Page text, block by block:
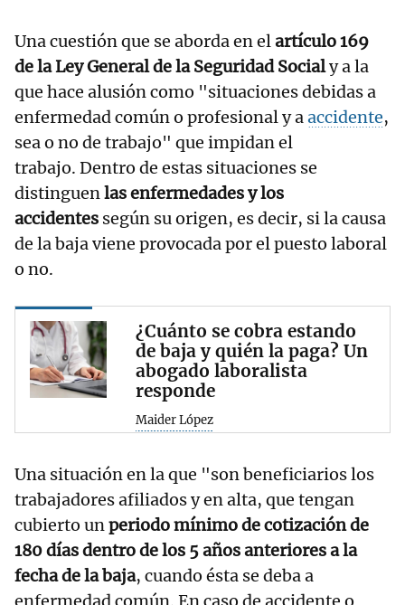
Una cuestión que se aborda en elartículo 169
de la Ley General de la Seguridad Socialy a la
que hace alusión como "situaciones debidas a
enfermedad común o profesional y aaccidente,
sea o no de trabajo" que impidan el
trabajo. Dentro de estas situaciones se
distinguenlas enfermedades y los
accidentes según su origen, es decir, si la causa
de la baja viene provocada por el puesto laboral
o no.
¿Cuánto se cobra estando
de baja y quién la paga? Un
abogado laboralista
responde
Maider López
Una situación en la que "son beneficiarios los
trabajadores afiliados y en alta, que tengan
cubierto unperiodo mínimo de cotización de
180 días dentro de los 5 años anteriores a la
fecha de la baja, cuando ésta se deba a
enfermedad común. En caso de accidente o